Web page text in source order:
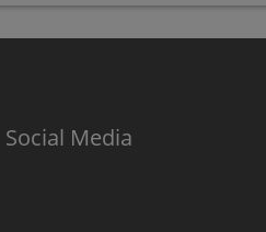
Social Media